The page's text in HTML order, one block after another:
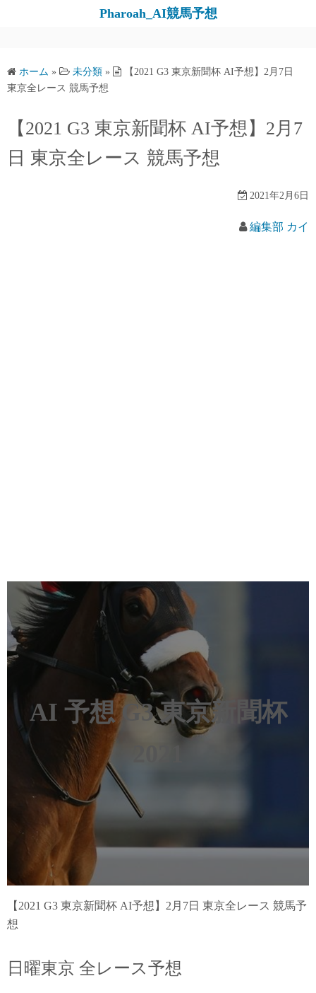
ツ
Pharoah_AI競馬予想
ホーム » 未分類 »
【2021 G3 東京新聞杯 AI予想】2月7日
東京全レース 競馬予想
【2021 G3 東京新聞杯 AI予想】2月7
日 東京全レース 競馬予想
2021年2月6日
編集部 カイ
AI 予想G3 東京新聞杯
【2021 G3 東京新聞杯 AI予想】2月7日 東京全レース 競馬予
想
日曜東京 全レース予想